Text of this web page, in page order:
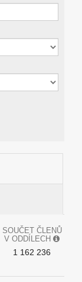
SOUČET ČLENŮ
V ODDÍLECH
1 162 236